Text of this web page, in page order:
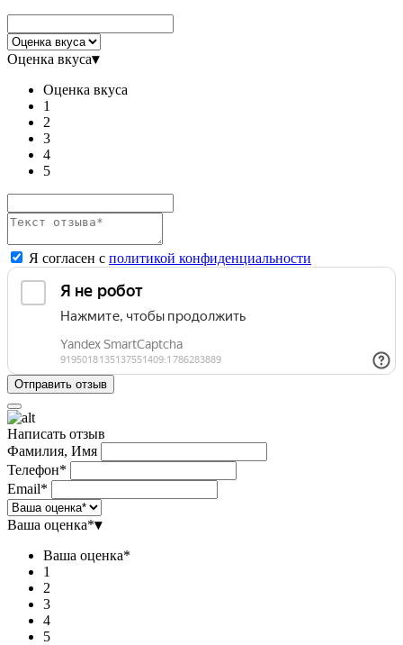
Оценка вкуса▾
Оценка вкуса
1
2
3
4
5
Я согласен с политикой конфиденциальности
Написать отзыв
Фамилия, Имя
Телефон*
Email*
Ваша оценка*▾
Ваша оценка*
1
2
3
4
5